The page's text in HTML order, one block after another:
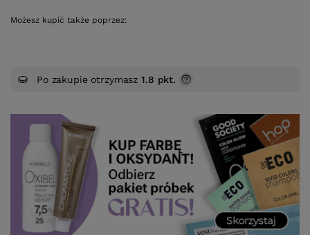
Możesz kupić także poprzez:
Po zakupie otrzymasz1.8 pkt.